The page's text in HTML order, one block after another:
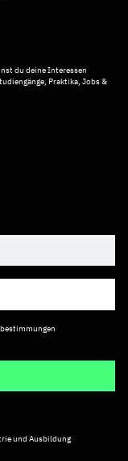
du deine Interessen
Praktika, Jobs &
und Ausbildung